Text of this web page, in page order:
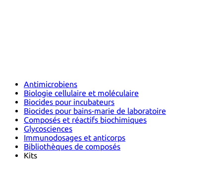
Antimicrobiens
Biologie cellulaire et moléculaire
Biocides pour incubateurs
Biocides pour bains-marie de laboratoire
Composés et réactifs biochimiques
Glycosciences
Immunodosages et anticorps
Bibliothèques de composés
Kits